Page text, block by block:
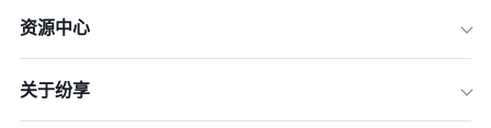
资源中心
关于纷享